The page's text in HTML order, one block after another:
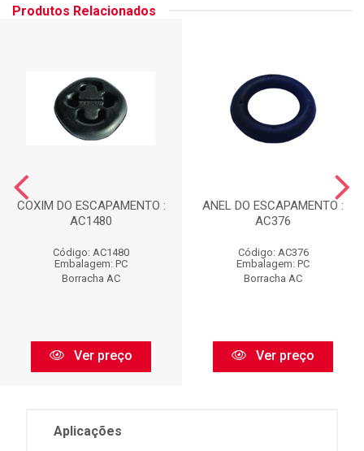
Produtos Relacionados
COXIM DO ESCAPAMENTO :
AC1480
Código: AC1480
Embalagem: PC
Borracha AC
Ver preço
ANEL DO ESCAPAMENTO :
AC376
Código: AC376
Embalagem: PC
Borracha AC
Ver preço
Aplicações